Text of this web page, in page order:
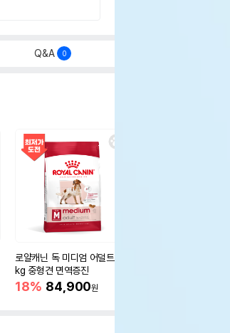
Q&A 0
로얄캐닌 독 미디엄 어덜트 10
kg 중형견 면역증진
18% 84,900원